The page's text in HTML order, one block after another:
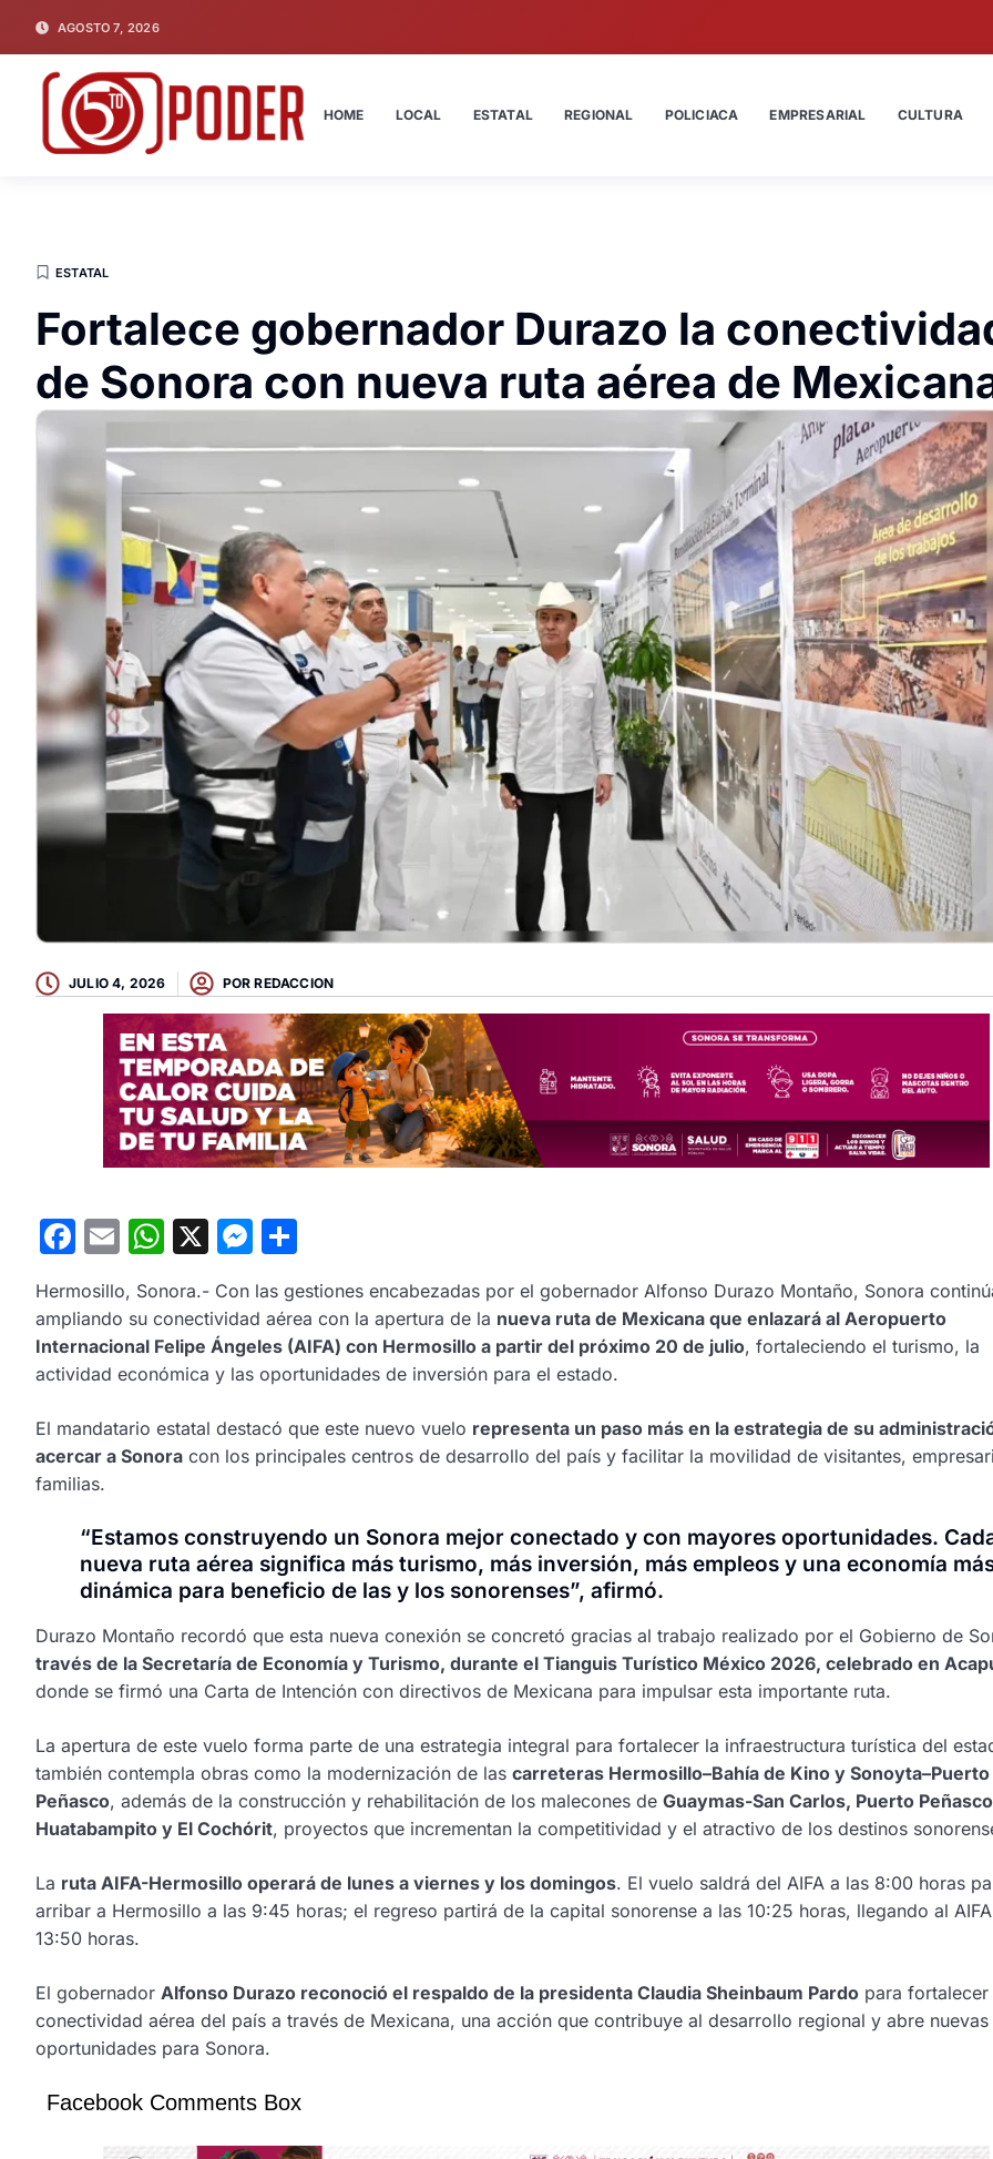
AGOSTO 7, 2026
HOME LOCAL ESTATAL REGIONAL POLICIACA EMPRESARIAL CULTURA
ESTATAL
Fortalece gobernador Durazo la
de Sonora con nueva ruta aérea de
JULIO 4, 2026 POR REDACCION
Facebook
EmailWhatsApp
X Messenger
Hermosillo, Sonora.- Con las gestiones encabezadas por el gobernador Alfonso Durazo Montaño, Sonora
ampliando su conectividad aérea con la apertura de la nueva ruta de Mexicana que enlazará al Aeropuerto
Internacional Felipe Ángeles (AIFA) con Hermosillo a partir del próximo 20 de julio, fortaleciendo el turismo, la
actividad económica y las oportunidades de inversión para el estado.
El mandatario estatal destacó que este nuevo vuelo representa un paso más en la estrategia de su
acercar a Sonora con los principales centros de desarrollo del país y facilitar la movilidad de visitantes,
familias.
“Estamos construyendo un Sonora mejor conectado y con mayores oportunidades.
nueva ruta aérea significa más turismo, más inversión, más empleos y una economía
dinámica para beneficio de las y los sonorenses”, afirmó.
Durazo Montaño recordó que esta nueva conexión se concretó gracias al trabajo realizado por el Gobierno de
través de la Secretaría de Economía y Turismo, durante el Tianguis Turístico México 2026, celebrado en
donde se firmó una Carta de Intención con directivos de Mexicana para impulsar esta importante ruta.
La apertura de este vuelo forma parte de una estrategia integral para fortalecer la infraestructura turística del
también contempla obras como la modernización de las carreteras Hermosillo–Bahía de Kino y Sonoyta–Puerto
Peñasco, además de la construcción y rehabilitación de los malecones de Guaymas-San Carlos, Puerto
Huatabampito y El Cochórit, proyectos que incrementan la competitividad y el atractivo de los destinos
La ruta AIFA-Hermosillo operará de lunes a viernes y los domingos. El vuelo saldrá del AIFA a las 8:00 horas
arribar a Hermosillo a las 9:45 horas; el regreso partirá de la capital sonorense a las 10:25 horas, llegando al
13:50 horas.
El gobernador Alfonso Durazo reconoció el respaldo de la presidenta Claudia Sheinbaum Pardo para fortalecer
conectividad aérea del país a través de Mexicana, una acción que contribuye al desarrollo regional y abre nuevas
oportunidades para Sonora.
Facebook Comments Box